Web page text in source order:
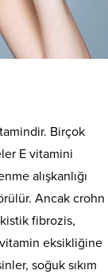
Birçok
E vitamini
alışkanlığı
Ancak crohn
kistik fibrozis,
eksikliğine
soğuk sıkım